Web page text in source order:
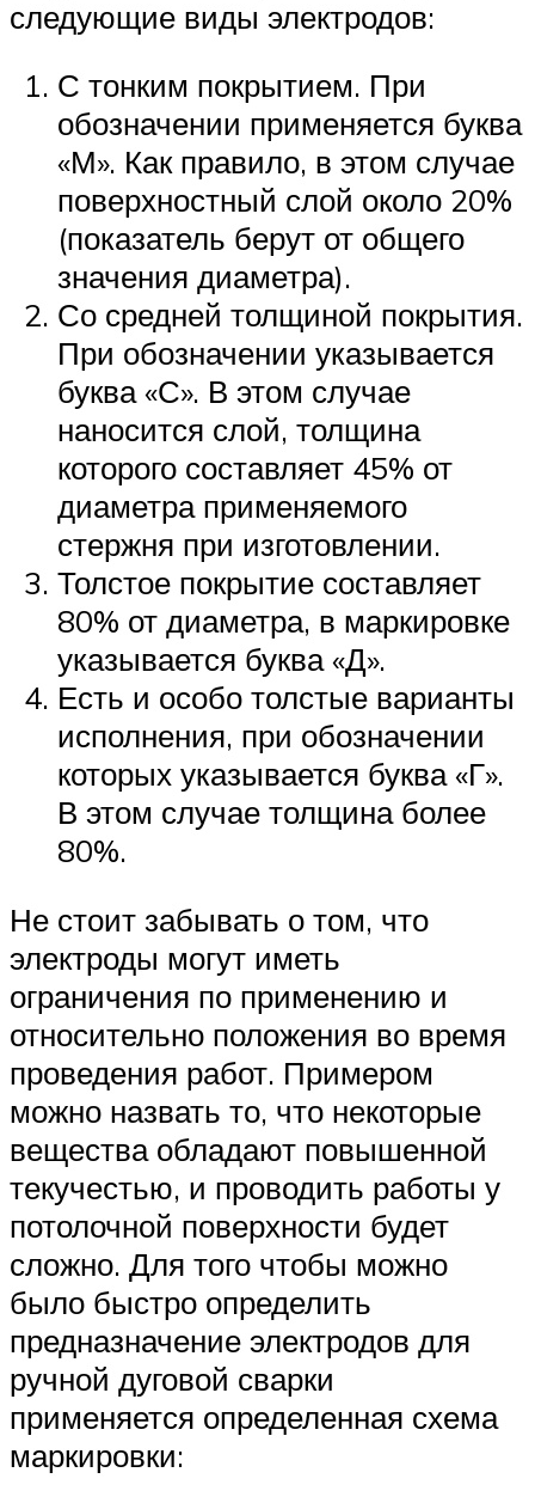
следующие виды электродов:
С тонким покрытием. При
обозначении применяется буква
«М». Как правило, в этом случае
поверхностный слой около 20%
(показатель берут от общего
значения диаметра).
Со средней толщиной покрытия.
При обозначении указывается
буква «С». В этом случае
наносится слой, толщина
которого составляет 45% от
диаметра применяемого
стержня при изготовлении.
Толстое покрытие составляет
80% от диаметра, в маркировке
указывается буква «Д».
Есть и особо толстые варианты
исполнения, при обозначении
которых указывается буква «Г».
В этом случае толщина более
80%.
Не стоит забывать о том, что
электроды могут иметь
ограничения по применению и
относительно положения во время
проведения работ. Примером
можно назвать то, что некоторые
вещества обладают повышенной
текучестью, и проводить работы у
потолочной поверхности будет
сложно. Для того чтобы можно
было быстро определить
предназначение электродов для
ручной дуговой сварки
применяется определенная схема
маркировки: